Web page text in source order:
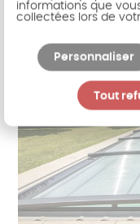
informations que
collectées lors de
Tout
Personnaliser